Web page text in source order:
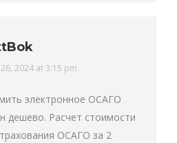
2024 at 3:15 pm
электронное ОСАГО
дешево. Расчет стоимости
ОСАГО за 2